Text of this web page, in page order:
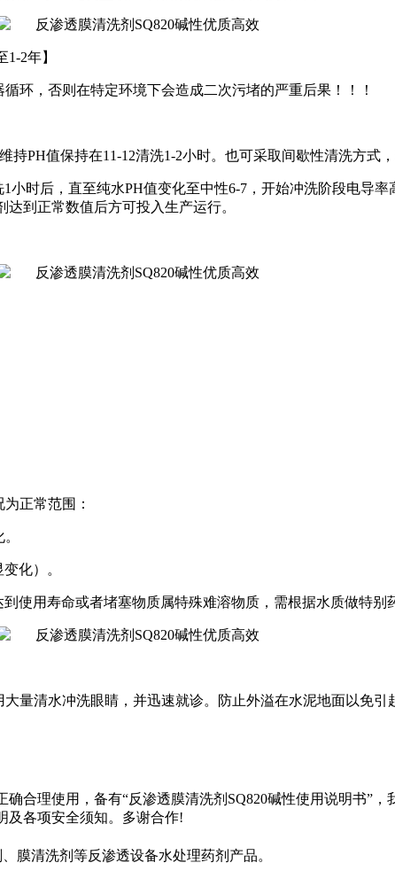
1-2年】
环，否则在特定环境下会造成二次污堵的严重后果！！！
持PH值保持在11-12清洗1-2小时。也可采取间歇性清洗方式
1小时后，直至纯水PH值变化至中性6-7 ，开始冲洗阶段电导
到正常数值后方可投入生产运行。
正常范围：
化）。
使用寿命或者堵塞物质属特殊难溶物质，需根据水质做特别
量清水冲洗眼睛，并迅速就诊。防止外溢在水泥地面以免引
确合理使用，备有“反渗透膜清洗剂SQ820碱性使用说明书”，
及各项安全须知。多谢合作!
膜清洗剂等反渗透设备水处理药剂产品。